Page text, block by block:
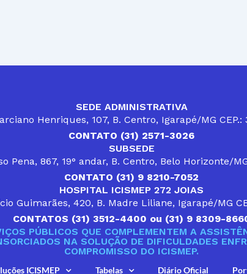
SEDE ADMINISTRATIVA
Henriques, 107, B. Centro, Igarapé/MG CEP.:
CONTATO (31) 2571-3026
SUBSEDE
Pena, 867, 19° andar, B. Centro, Belo Horizonte/
CONTATO (31) 9 8210-7052
HOSPITAL ICISMEP 272 JOIAS
Guimarães, 420, B. Madre Liliane, Igarapé/MG
CONTATOS (31) 3512-4400 ou (31) 9 8309-
PÚBLICOS QUE COMPLEMENTEM A
NA SOLUÇÃO DE DIFICULDADES
COMPROMISSO DO ICISMEP.
ICISMEP Tabelas Diário Oficial